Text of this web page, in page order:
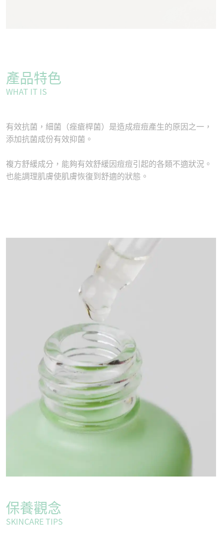
產品特色
WHAT IT IS
有效抗菌，細菌（痤瘡桿菌）是造成痘痘產生的原因之一，
添加抗菌成份有效抑菌。
複方舒緩成分，能夠有效舒緩因痘痘引起的各類不適狀況。
也能調理肌膚使肌膚恢復到舒適的狀態。
保養觀念
SKINCARE TIPS